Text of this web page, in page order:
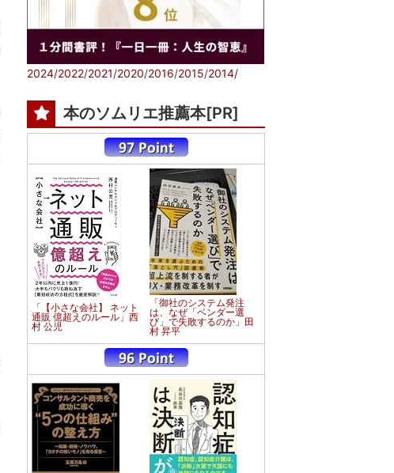
2024/2022/2021/2020/2016/2015/2014/
本のソムリエ推薦本[PR]
「【小さな会社】 ネット
通販 億超えのルール」西
村 公児
「御社のシステム発注
は、なぜ「ベンダー選
び」で失敗するのか」田
村 昇平